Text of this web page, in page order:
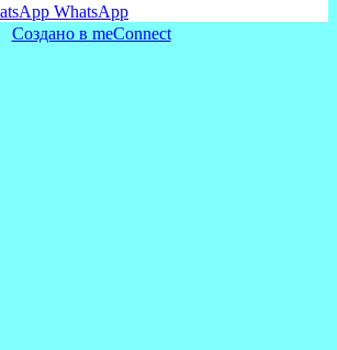
WhatsApp
Создано в meConnect